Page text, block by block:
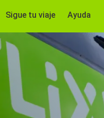
Sigue tu viaje Ayuda